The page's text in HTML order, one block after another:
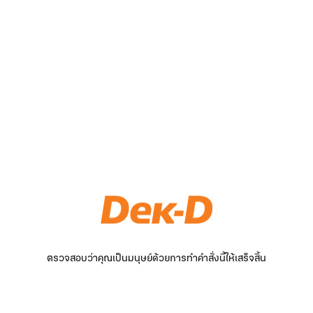
ตรวจสอบว่าคุณเป็นมนุษย์ด้วยการทำคำสั่งนี้ให้เสร็จสิ้น